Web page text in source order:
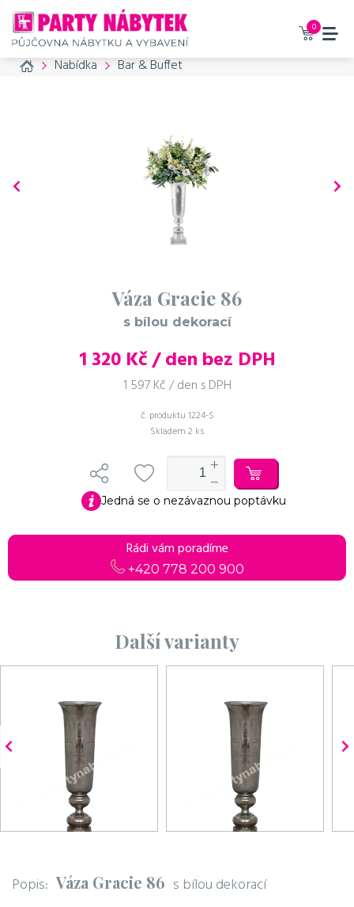
0
Home Nabídka Bar & Buffet
Váza Gracie 86
s bílou dekorací
1 320Kč / den bez DPH
1 597 Kč / den s DPH
č. produktu 1224-S
Skladem 2 ks
Jedná se o nezávaznou poptávku
Rádi vám poradíme
+420 778 200 900
Další varianty
Popis: Váza Gracie 86 s bílou dekorací